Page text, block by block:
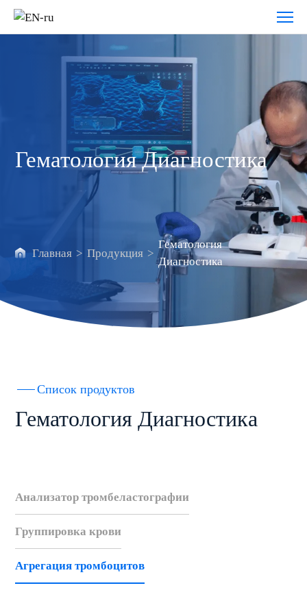
Гематология
Диагностика
Гематология Диагностика
Главная > Продукция >
Гематология
Диагностика
Список продуктов
Гематология Диагностика
Анализатор тромбеластографии
Группировка крови
Агрегация тромбоцитов